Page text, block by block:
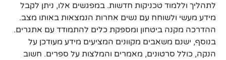
לתהליך וללמוד טכניקות חדשות. במפגשים אלו, ניתן לקבל
מידע מעשי ולשוחח עם נשים אחרות הנמצאות באותו מצב.
ההדרכה מקנה ביטחון ומספקת כלים להתמודד עם אתגרים.
בנוסף, ישנם משאבים מקוונים המציעים מידע מעודכן על
הנקה, כולל סרטונים, מאמרים והמלצות על ספרים. חשוב